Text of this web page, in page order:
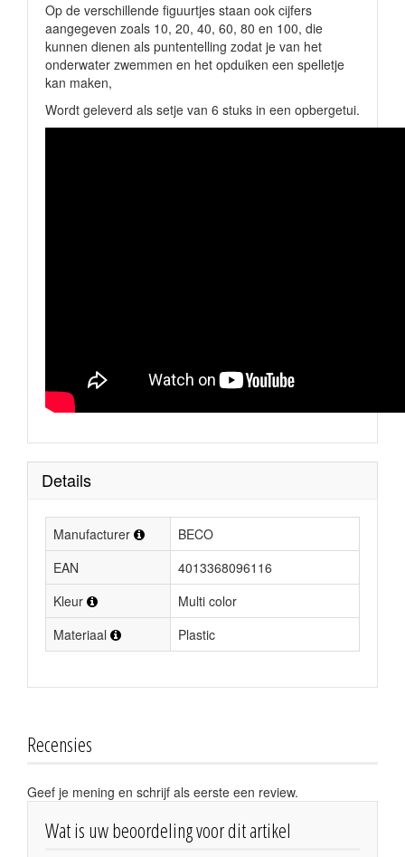
Op de verschillende figuurtjes staan ook cijfers
aangegeven zoals 10, 20, 40, 60, 80 en 100, die
kunnen dienen als puntentelling zodat je van het
onderwater zwemmen en het opduiken een spelletje
kan maken,
Wordt geleverd als setje van 6 stuks in een opbergetui.
Details
Manufacturer
BECO
EAN
4013368096116
Kleur
Multi color
Materiaal
Plastic
Recensies
Geef je mening en schrijf als eerste een review.
Wat is uw beoordeling voor dit artikel